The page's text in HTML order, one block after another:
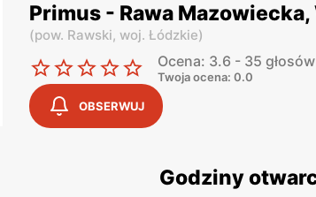
Primus - Rawa
(pow. Rawski, woj. Łódzkie)
Ocena: 3.6 - 35 głosów
Twoja ocena: 0.0
OBSERWUJ
Godziny